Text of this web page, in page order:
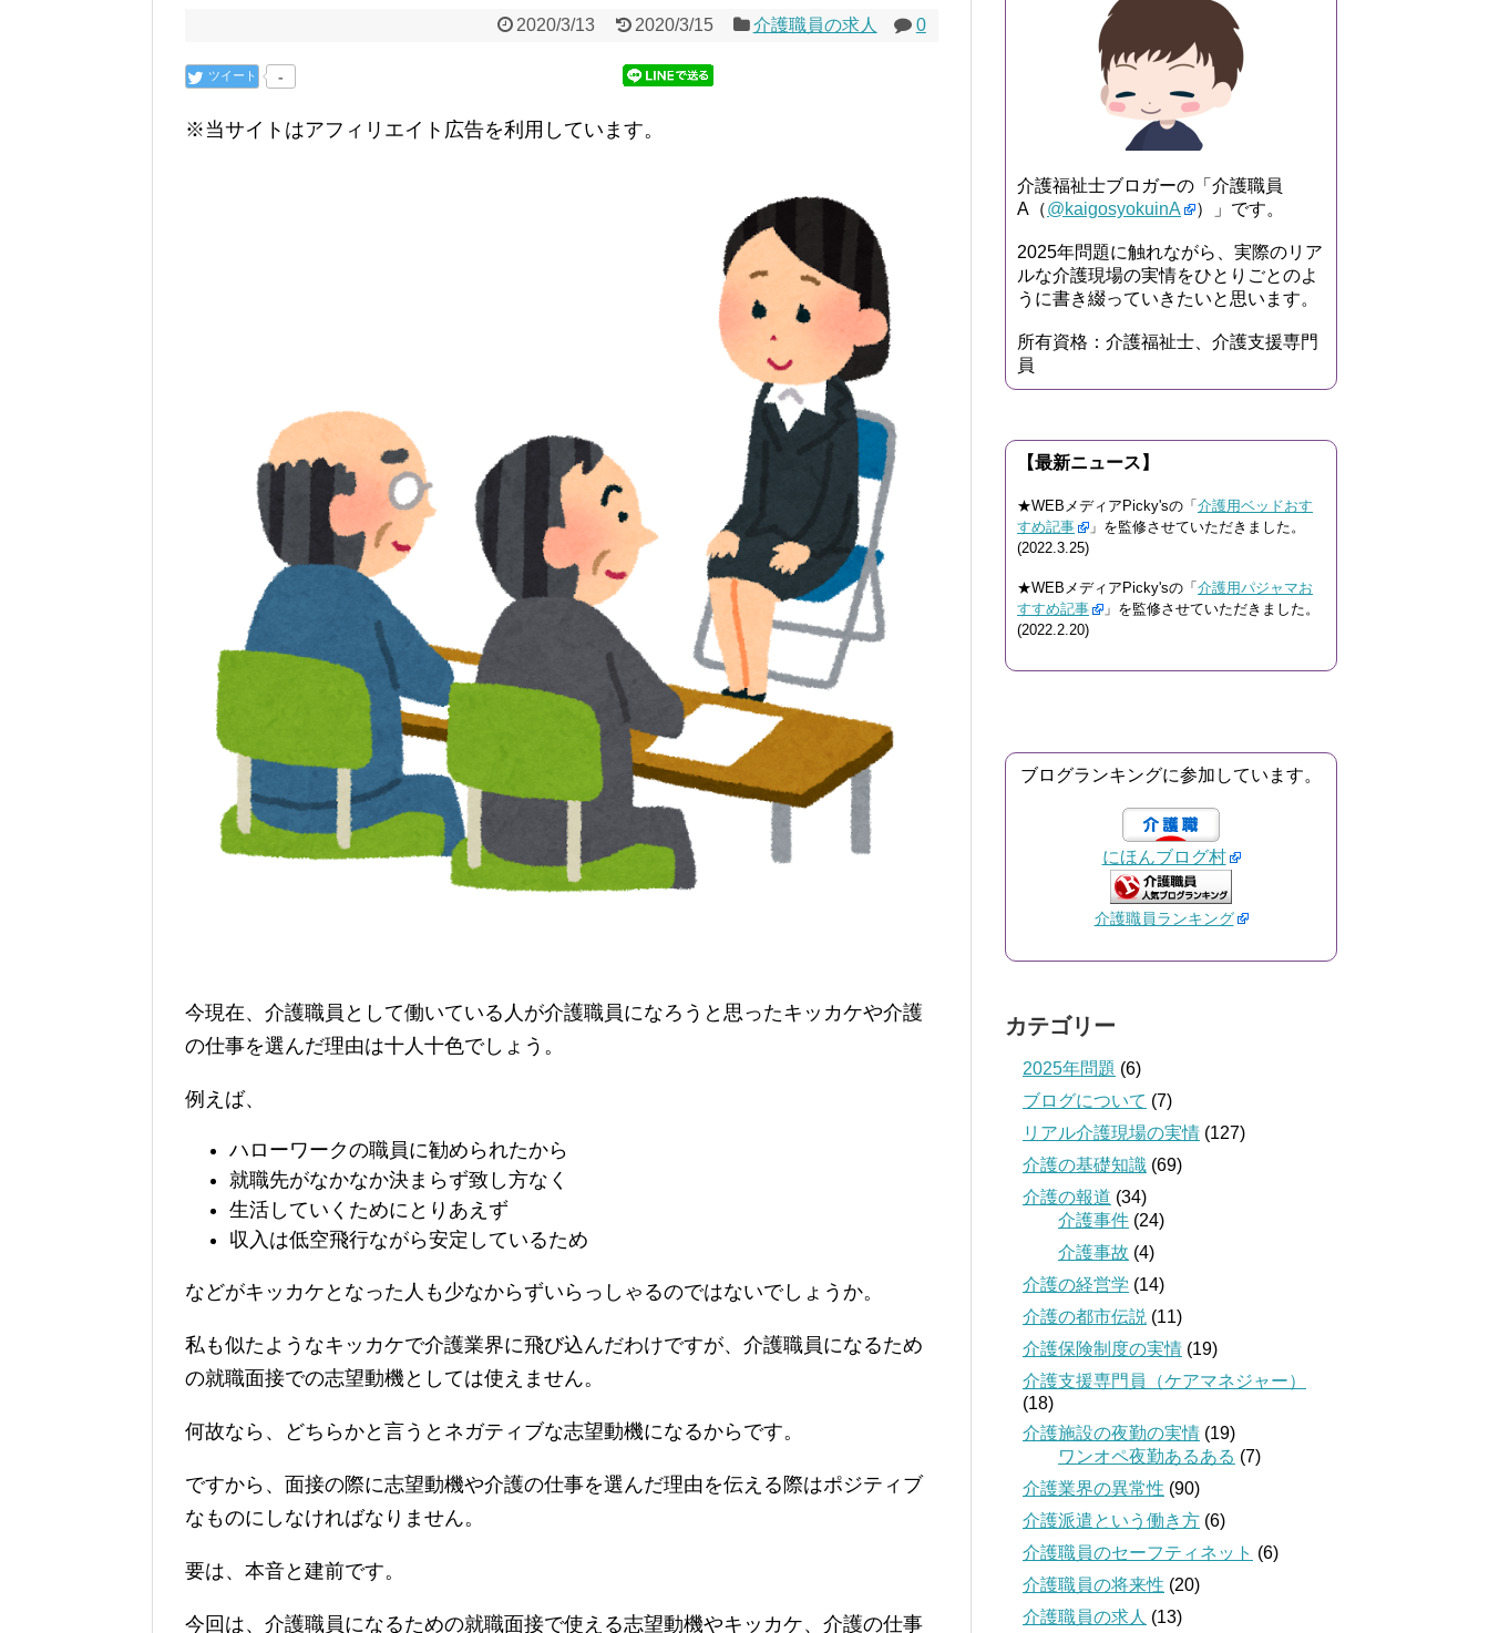
2020/3/13 2020/3/15 介護職員の求人 0
-
ツイート
※当サイトはアフィリエイト広告を利用しています。
今現在、介護職員として働いている人が介護職員になろうと思ったキッカケや介護
の仕事を選んだ理由は十人十色でしょう。
例えば、
ハローワークの職員に勧められたから
就職先がなかなか決まらず致し方なく
生活していくためにとりあえず
収入は低空飛行ながら安定しているため
などがキッカケとなった人も少なからずいらっしゃるのではないでしょうか。
私も似たようなキッカケで介護業界に飛び込んだわけですが、介護職員になるため
の就職面接での志望動機としては使えません。
何故なら、どちらかと言うとネガティブな志望動機になるからです。
ですから、面接の際に志望動機や介護の仕事を選んだ理由を伝える際はポジティブ
なものにしなければなりません。
要は、本音と建前です。
今回は、介護職員になるための就職面接で使える志望動機やキッカケ、介護の仕事
介護福祉士ブロガーの「介護職員
A（@kaigosyokuinA ）」です。
2025年問題に触れながら、実際のリア
ルな介護現場の実情をひとりごとのよ
うに書き綴っていきたいと思います。
所有資格：介護福祉士、介護支援専門
員
【最新ニュース】
★WEBメディアPicky'sの「 介護用ベッドおす
すめ記事
」を監修させていただきました。
(2022.3.25)
★WEBメディアPicky'sの「 介護用パジャマお
すすめ記事
」を監修させていただきました。
(2022.2.20)
ブログランキングに参加しています。
にほんブログ村
介護職員ランキング
カテゴリー
2025年問題 (6)
ブログについて (7)
リアル介護現場の実情 (127)
介護の基礎知識 (69)
介護の報道 (34)
介護事件 (24)
介護事故 (4)
介護の経営学 (14)
介護の都市伝説 (11)
介護保険制度の実情 (19)
介護支援専門員（ケアマネジャー）
(18)
介護施設の夜勤の実情 (19)
ワンオペ夜勤あるある (7)
介護業界の異常性 (90)
介護派遣という働き方 (6)
介護職員のセーフティネット (6)
介護職員の将来性 (20)
介護職員の求人 (13)